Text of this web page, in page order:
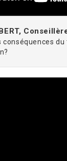
conséquences